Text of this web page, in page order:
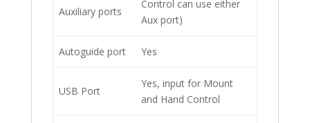
Auxiliary ports
Control can use either
Aux port)
Autoguide port Yes
USB Port
Yes, input for Mount
and Hand Control